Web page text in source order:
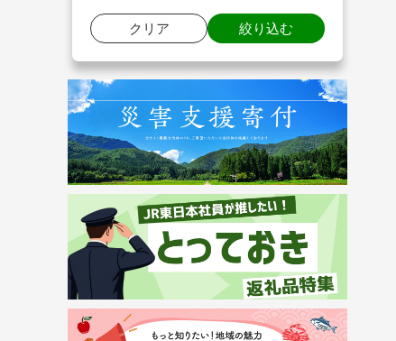
クリア 絞り込む